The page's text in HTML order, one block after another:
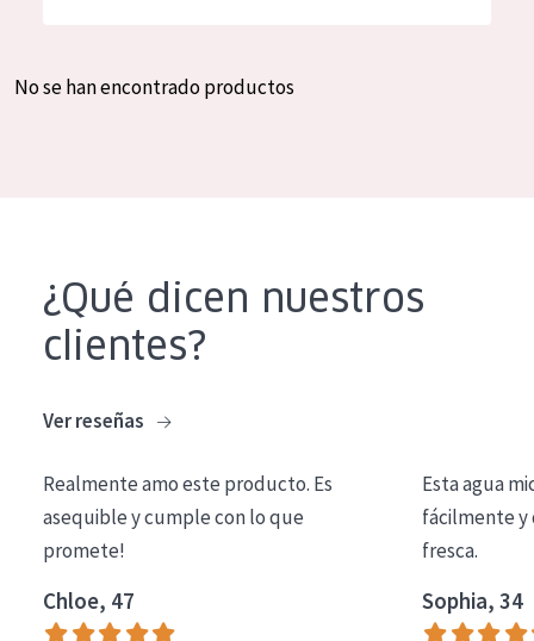
Crema de día
Crema de noche
Limpieza
COLECCIÓN
Essentials
Spanish
No se han encontrado productos
¿Qué dicen nuestros
clientes?
Ver reseñas
Realmente amo este producto. Es
asequible y cumple con lo que
promete!
Chloe, 47
Esta agua
fácilmente y
fresca.
Sophia, 34